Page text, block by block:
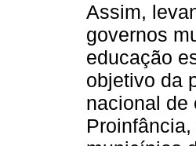
Assim,
governos
educação
objetivo da
nacional de